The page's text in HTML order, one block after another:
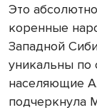
Это
коренные
Западной
уникальны по
населяющие
подчеркнула